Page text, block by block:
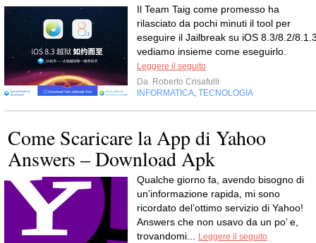
Il Team Taig come promesso ha
rilasciato da pochi minuti il tool per
eseguire il Jailbreak su iOS 8.3/8.2/
vediamo insieme come eseguirlo.
Leggere il seguito
Da Roberto Crisafulli
INFORMATICA TECNOLOGIA
Come Scaricare la App di Yahoo
Answers – Download Apk
Qualche giorno fa, avendo bisogno di
un’informazione rapida, mi sono
ricordato del’ottimo servizio di Yahoo!
Answers che non usavo da un po’ e,
trovandomi...
Leggere il seguito